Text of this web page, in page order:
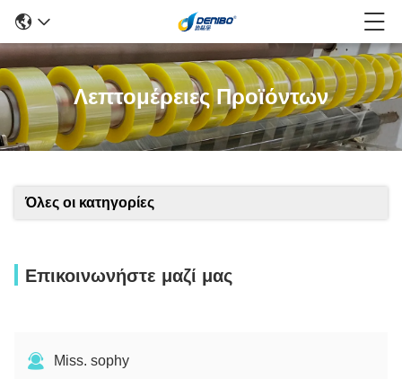
Λεπτομέρειες Προϊόντων
Όλες οι κατηγορίες
Επικοινωνήστε μαζί μας
Miss. sophy